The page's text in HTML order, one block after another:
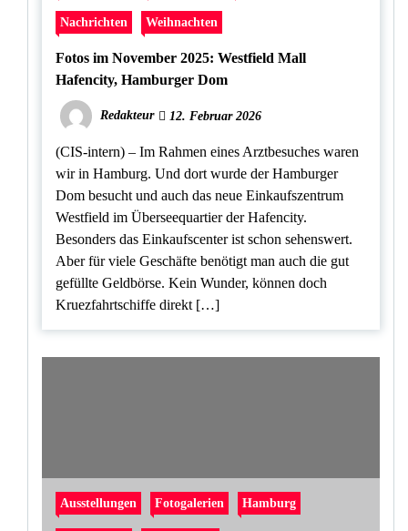
Nachrichten Weihnachten
Fotos im November 2025: Westfield Mall
Hafencity, Hamburger Dom
Redakteur 12. Februar 2026
(CIS-intern) – Im Rahmen eines Arztbesuches waren
wir in Hamburg. Und dort wurde der Hamburger
Dom besucht und auch das neue Einkaufszentrum
Westfield im Überseequartier der Hafencity.
Besonders das Einkaufscenter ist schon sehenswert.
Aber für viele Geschäfte benötigt man auch die gut
gefüllte Geldbörse. Kein Wunder, können doch
Kruezfahrtschiffe direkt […]
Ausstellungen Fotogalerien Hamburg